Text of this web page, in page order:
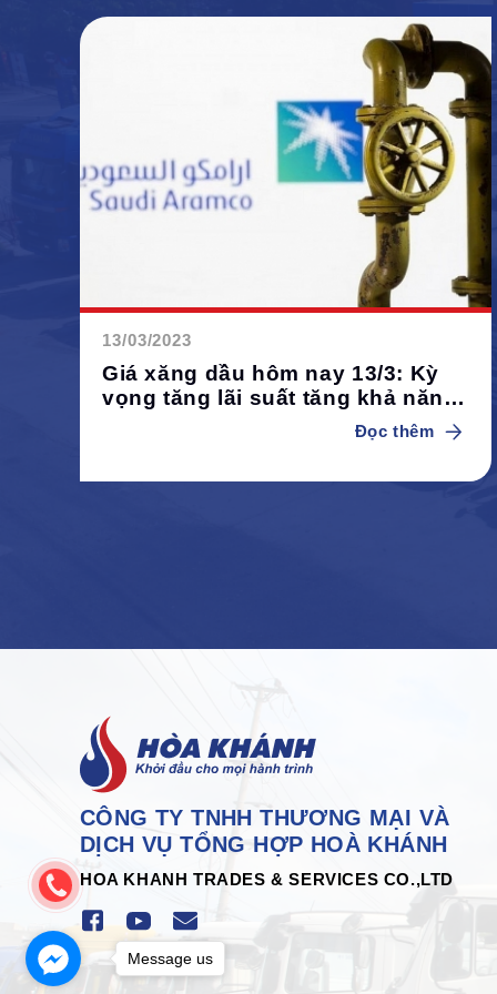
13/03/2023
Giá xăng dầu hôm nay 13/3: Kỳ
vọng tăng lãi suất tăng khả năng
Đọc thêm
CÔNG TY TNHH THƯƠNG MẠI VÀ
DỊCH VỤ TỔNG HỢP HOÀ KHÁNH
HOA KHANH TRADES & SERVICES CO.,LTD
Message us